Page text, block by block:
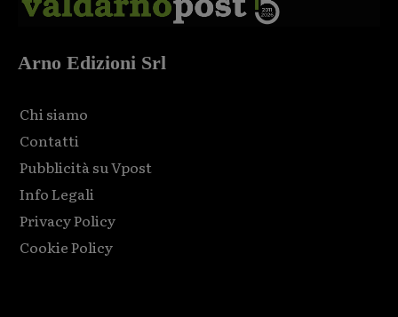
Arno Edizioni Srl
Chi siamo
Contatti
Pubblicità su Vpost
Info Legali
Privacy Policy
Cookie Policy